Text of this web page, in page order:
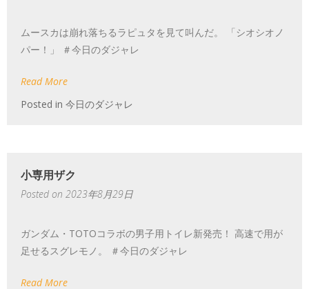
ムースカは崩れ落ちるラピュタを見て叫んだ。 「シオシオノ
パー！」 ＃今日のダジャレ
Read More
Posted in 今日のダジャレ
小専用ザク
Posted on 2023年8月29日
ガンダム・TOTOコラボの男子用トイレ新発売！ 高速で用が
足せるスグレモノ。 ＃今日のダジャレ
Read More